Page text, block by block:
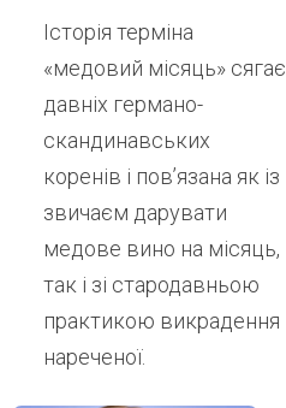
Історія терміна
«медовий місяць» сягає
давніх германо-
скандинавських
коренів і пов’язана як із
звичаєм дарувати
медове вино на місяць,
так і зі стародавньою
практикою викрадення
нареченої.